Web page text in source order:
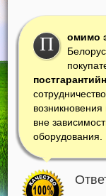
П омимо
вне
оборудования.